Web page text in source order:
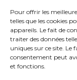
Pour offrir les
telles que les cookies
appareils. Le fait de
traiter des données
uniques sur ce site. Le
consentement peut
et fonctions.
Notre